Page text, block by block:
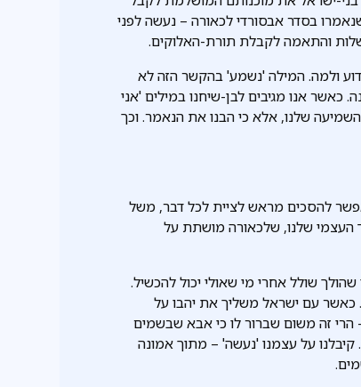
לפני 3320 שנה. שתי מילים שנאמרו בסדר אבסורדי לכאורה – נעשה לפני
והתאמה לקבלת תורת-האלוקים.
ולמה. המילה 'נשמע' בהקשר הזה לא
אנו מגיבים לבן-שיחנו במילים 'אני
שלנו, אלא כי הבנו את הנאמר. וכך
להסכים מראש לציית לכל דבר, משל
העצמי שלנו, שלכאורה מושתת על
שולל אחרי מי שאולי יכול להכשיל.
כאשר עם ישראל משליך את יהבו על
הרי זה משום שברור לו כי אבא שבשמים
על עצמנו 'נעשה' – מתוך אמונה